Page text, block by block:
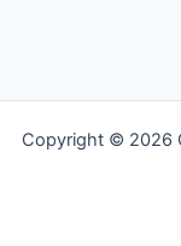
Copyright © 2026